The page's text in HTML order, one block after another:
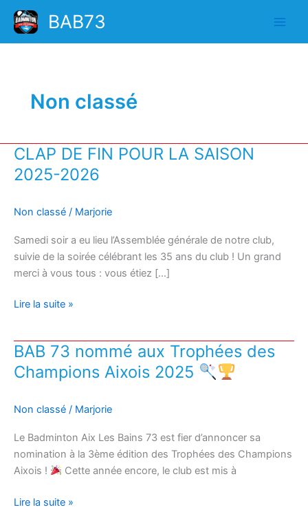
Aller
contenu
BAB73
Non classé
CLAP DE FIN POUR LA SAISON
2025-2026
Non classé / Marjorie
Samedi soir a eu lieu l’Assemblée générale de notre club,
suivie de la soirée célébrant les 35 ans du club ! Un grand
merci à vous tous : vous étiez […]
CLAP
POUR
LA
2025-
Lire la suite »
BAB 73 nommé aux Trophées des
Champions Aixois 2025
Non classé / Marjorie
Le Badminton Aix Les Bains 73 est fier d’annoncer sa
nomination à la 3ème édition des Trophées des Champions
Aixois !
Cette année encore, le club est mis à
BAB
Lire la suite »